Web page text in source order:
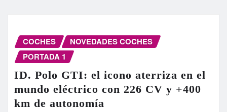
COCHES
NOVEDADES COCHES
PORTADA 1
ID. Polo GTI: el icono aterriza en el
mundo eléctrico con 226 CV y +400
km de autonomía